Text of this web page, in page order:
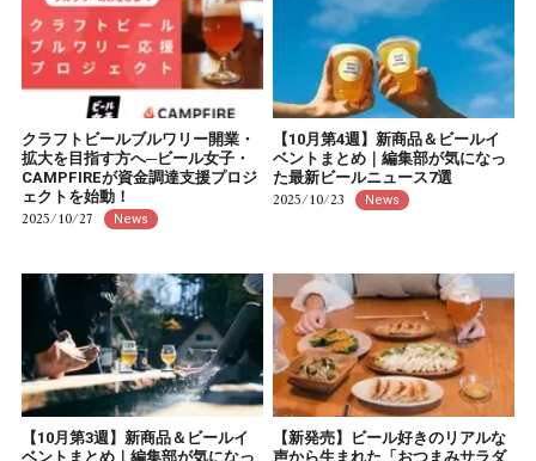
クラフトビールブルワリー開業・
拡大を目指す方へ─ビール女子・
CAMPFIREが資金調達支援プロジ
ェクトを始動！
2025/10/27 News
【10月第4週】新商品＆ビールイ
ベントまとめ｜編集部が気になっ
た最新ビールニュース7選
2025/10/23 News
【10月第3週】新商品＆ビールイ
ベントまとめ｜編集部が気になっ
【新発売】ビール好きのリアルな
声から生まれた「おつまみサラダ